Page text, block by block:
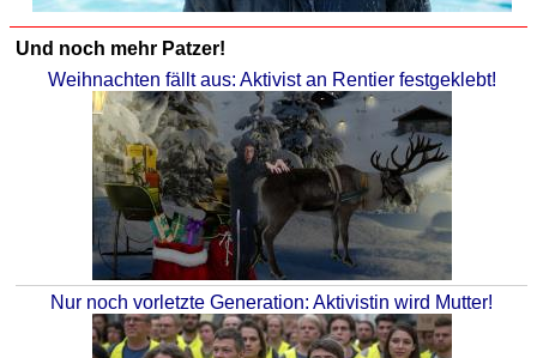
Und noch mehr Patzer!
Weihnachten fällt aus: Aktivist an Rentier festgeklebt!
Nur noch vorletzte Generation: Aktivistin wird Mutter!